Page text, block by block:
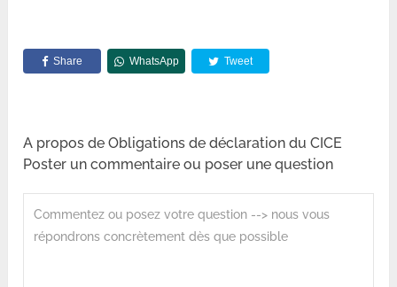
Share WhatsApp Tweet
A propos de Obligations de déclaration du CICE
Poster un commentaire ou poser une question